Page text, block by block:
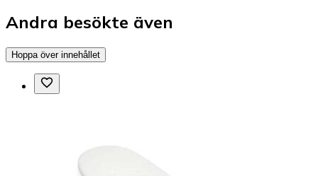
Andra besökte även
Hoppa över innehållet